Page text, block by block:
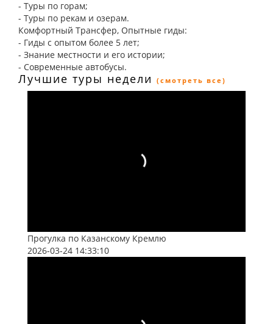
- Туры по горам;
- Туры по рекам и озерам.
Комфортный Трансфер, Опытные гиды:
- Гиды с опытом более 5 лет;
- Знание местности и его истории;
- Современные автобусы.
Лучшие туры недели (смотреть все)
Прогулка по Казанскому Кремлю
2026-03-24 14:33:10